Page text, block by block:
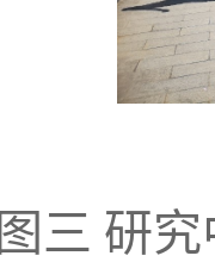
图三 研究